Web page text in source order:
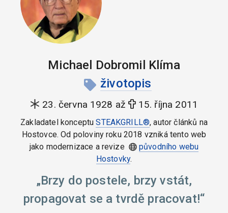
Michael Dobromil Klíma
životopis
23. června 1928 až 15. října 2011
Zakladatel konceptuSTEAKGRILL®, autor článků na
Hostovce. Od poloviny roku 2018 vzniká tento web
jako modernizace a revize
původního webu
Hostovky.
Brzy do postele, brzy vstát,
propagovat se a tvrdě pracovat!